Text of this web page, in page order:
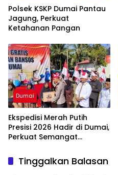
Polsek KSKP Dumai Pantau
Jagung, Perkuat
Ketahanan Pangan
Dumai
Ekspedisi Merah Putih
Presisi 2026 Hadir di Dumai,
Perkuat Semangat
Kepedulian Sosial
Tinggalkan Balasan